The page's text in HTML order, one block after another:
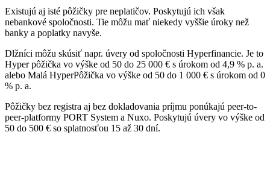
Existujú aj isté pôžičky pre neplatičov. Poskytujú ich však
nebankové spoločnosti. Tie môžu mať niekedy vyššie úroky než
banky a poplatky navyše.
Dlžníci môžu skúsiť napr. úvery od spoločnosti Hyperfinancie. Je to
Hyper pôžička vo výške od 50 do 25 000 € s úrokom od 4,9 % p. a.
alebo Malá HyperPôžička vo výške od 50 do 1 000 € s úrokom od 0
% p. a.
Pôžičky bez registra aj bez dokladovania príjmu ponúkajú peer-to-
peer-platformy PORT System a Nuxo. Poskytujú úvery vo výške od
50 do 500 € so splatnosťou 15 až 30 dní.